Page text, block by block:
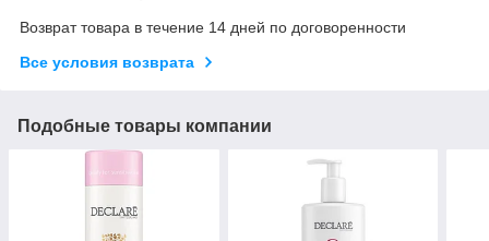
Возврат товара в течение 14 дней по договоренности
Все условия возврата
Подобные товары компании